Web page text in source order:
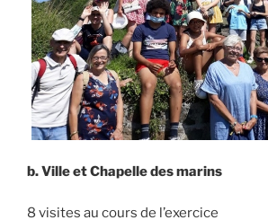
b.Ville et Chapelle des marins
8 visites au cours de l’exercice